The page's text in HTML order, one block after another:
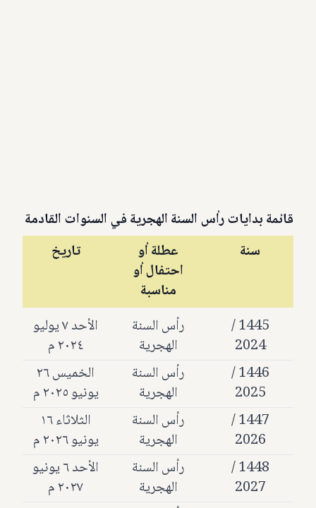
قائمة بدايات رأس السنة الهجرية في السنوات القادمة
سنة
عطلة أو
احتفال أو
مناسبة
تاريخ
1445 /
2024
رأس السنة
الهجرية
الأحد ٧ يوليو
٢٠٢٤ م
1446 /
2025
رأس السنة
الهجرية
الخميس ٢٦
يونيو ٢٠٢٥ م
1447 /
2026
رأس السنة
الهجرية
الثلاثاء ١٦
يونيو ٢٠٢٦ م
1448 /
2027
رأس السنة
الهجرية
الأحد ٦ يونيو
٢٠٢٧ م